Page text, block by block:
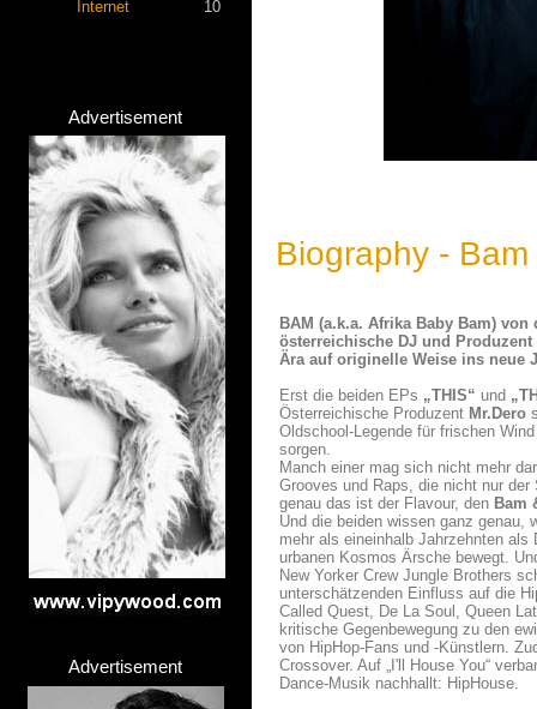
Internet 10
Advertisement
Advertisement
Biography -
BAM (a.k.a. Afrika Baby Bam) von
österreichische DJ und
Ära auf originelle Weise ins neue
Erst die beiden EPs „THIS“ und
Österreichische Produzent Mr.Dero
Oldschool-Legende für frischen
sorgen.
Manch einer mag sich nicht mehr
Grooves und Raps, die nicht nur
genau das ist der Flavour, den Bam
Und die beiden wissen ganz
mehr als eineinhalb Jahrzehnten
urbanen Kosmos Ärsche bewegt.
New Yorker Crew Jungle Brothers
unterschätzenden Einfluss auf die
Called Quest, De La Soul, Queen
kritische Gegenbewegung zu den
von HipHop-Fans und -Künstlern.
Crossover. Auf „I'll House You“
Dance-Musik nachhallt: HipHouse.